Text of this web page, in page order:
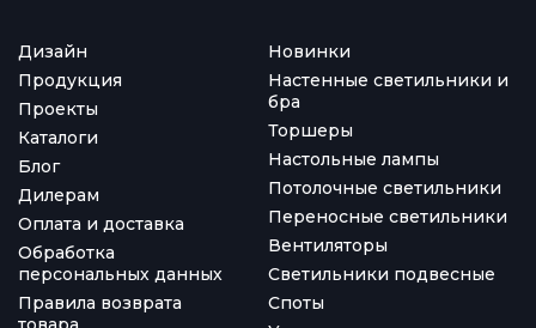
Дизайн
Продукция
Проекты
Каталоги
Блог
Дилерам
Оплата и доставка
Обработка
персональных данных
Правила возврата
Новинки
Настенные светильники и
бра
Торшеры
Настольные лампы
Потолочные светильники
Переносные светильники
Вентиляторы
Светильники подвесные
Споты